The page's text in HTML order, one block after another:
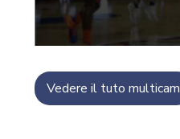
Vedere il tuto multicam